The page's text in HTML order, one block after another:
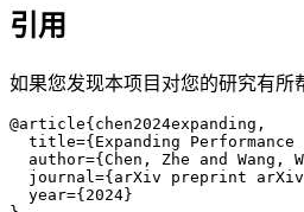
引用
如果您发现本项目对您的研究有所
@article{chen2024expanding,
title={Expanding
author={Chen, Zhe and Wang,
journal={arXiv preprint
  year={2024}